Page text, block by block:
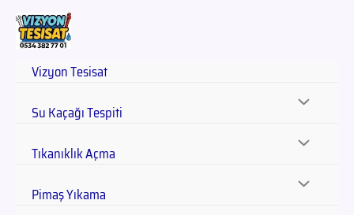
Vizyon Tesisat
Su Kaçağı Tespiti
Tıkanıklık Açma
Pimaş Yıkama